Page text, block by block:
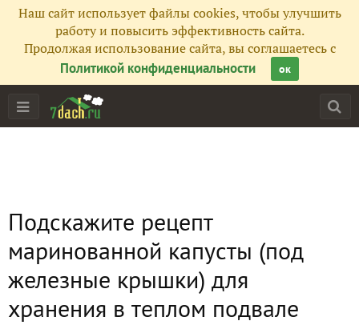
Наш сайт использует файлы cookies, чтобы улучшить
работу и повысить эффективность сайта.
Продолжая использование сайта, вы соглашаетесь с
Политикой конфиденциальности
ок
Подскажите рецепт
маринованной капусты (под
железные крышки) для
хранения в теплом подвале